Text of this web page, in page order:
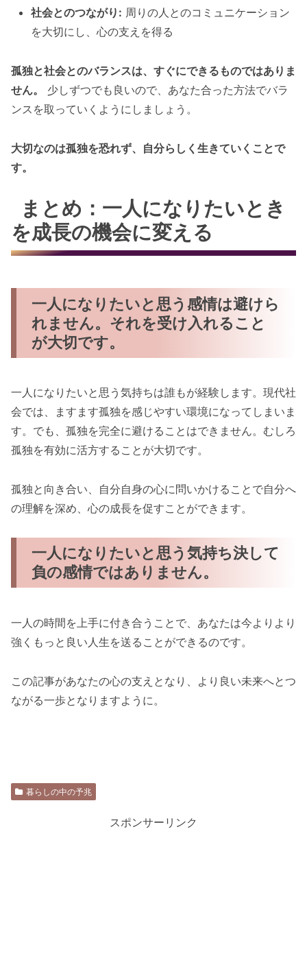
社会とのつながり: 周りの人とのコミュニケーション
を大切にし、心の支えを得る
孤独と社会とのバランスは、すぐにできるものではありま
せん。
少しずつでも良いので、あなた合った方法でバラ
ンスを取っていくようにしましょう。
大切なのは孤独を恐れず、自分らしく生きていくことで
す。
まとめ：一人になりたいとき
を成長の機会に変える
一人になりたいと思う感情は避けら
れません。それを受け入れること
が大切です。
一人になりたいと思う気持ちは誰もが経験します。現代社
会では、ますます孤独を感じやすい環境になってしまいま
す。でも、孤独を完全に避けることはできません。むしろ
孤独を有効に活方することが大切です。
孤独と向き合い、自分自身の心に問いかけることで自分へ
の理解を深め、心の成長を促すことができます。
一人になりたいと思う気持ち決して
負の感情ではありません。
一人の時間を上手に付き合うことで、あなたは今よりより
強くもっと良い人生を送ることができるのです。
この記事があなたの心の支えとなり、より良い未来へとつ
ながる一歩となりますように。
暮らしの中の予兆
スポンサーリンク